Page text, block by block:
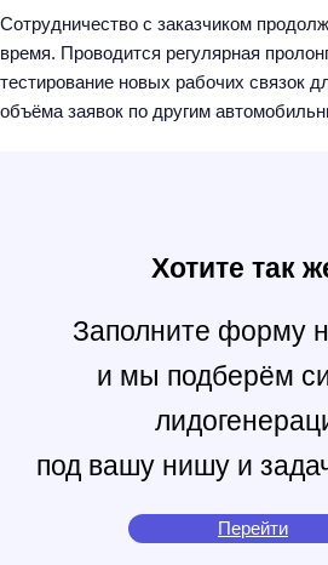
Сотрудничество с заказчиком
время. Проводится регулярная
тестирование новых рабочих связок
объёма заявок по другим
Хотите так
Заполните форму
и мы подберём
под вашу нишу и
Перейти